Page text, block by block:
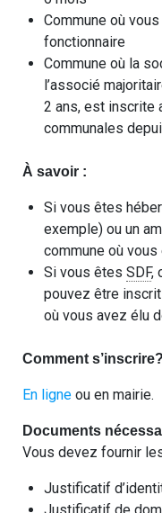
Commune où
fonctionnaire
Commune où la
l’associé
2 ans, est inscrite
communales
À savoir :
Si vous êtes
exemple) ou un
commune où
Si vous êtes SDF,
pouvez être inscrit
où vous avez élu
Comment s’inscrire?
En ligne ou en mairie.
Documents
Vous devez fournir
Justificatif